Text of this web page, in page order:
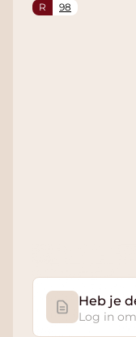
R 98
Heb je
Log in